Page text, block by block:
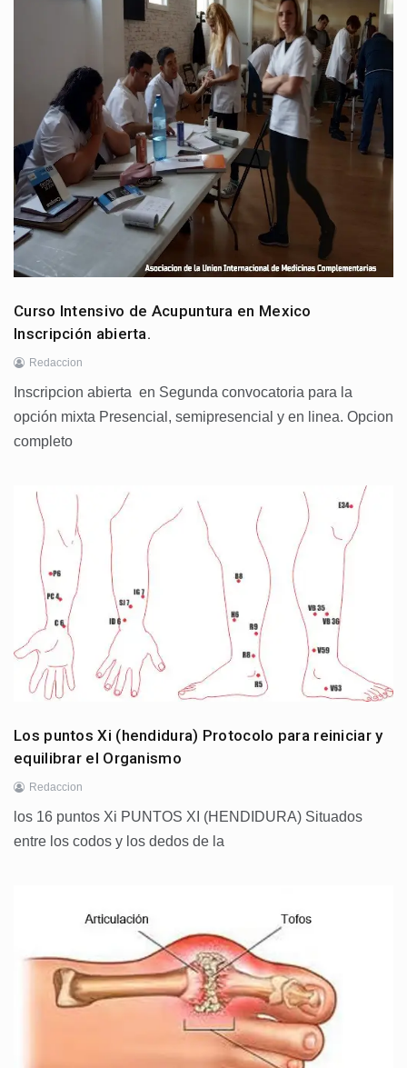
Curso Intensivo de Acupuntura en Mexico
Inscripción abierta.
Redaccion
Inscripcion abierta en Segunda convocatoria para la
opción mixta Presencial, semipresencial y en linea. Opcion
completo
Los puntos Xi (hendidura) Protocolo para reiniciar y
equilibrar el Organismo
Redaccion
los 16 puntos Xi PUNTOS XI (HENDIDURA) Situados
entre los codos y los dedos de la